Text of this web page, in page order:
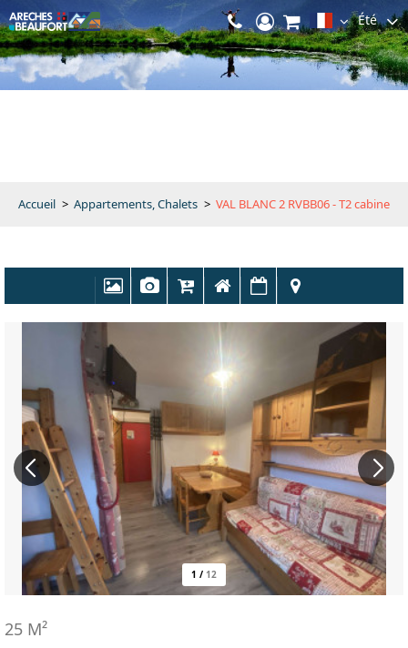
Été
Accueil > Appartements, Chalets > VAL BLANC 2 RVBB06 - T2 cabine
1 / 12
25 M²